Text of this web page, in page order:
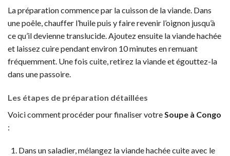
La préparation commence par la cuisson de la viande. Dans
une poêle, chauffer l’huile puis y faire revenir l’oignon jusqu’à
ce qu’il devienne translucide. Ajoutez ensuite la viande hachée
et laissez cuire pendant environ 10 minutes en remuant
fréquemment. Une fois cuite, retirez la viande et égouttez-la
dans une passoire.
Les étapes de préparation détaillées
Voici comment procéder pour finaliser votre Soupe à Congo
:
Dans un saladier, mélangez la viande hachée cuite avec le